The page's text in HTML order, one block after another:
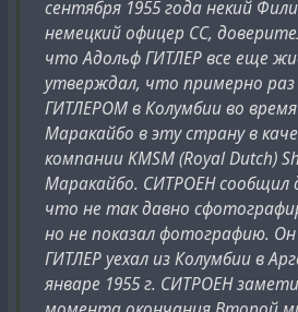
сентября 1955 года некий
немецкий офицер СС,
что Адольф ГИТЛЕР все еще
утверждал, что примерно раз
ГИТЛЕРОМ в Колумбии во время
Маракайбо в эту страну в
компании KMSM (Royal Dutch)
Маракайбо. CИТРОЕН сообщил
что не так давно
но не показал фотографию.
ГИТЛЕР уехал из Колумбии в
январе 1955 г. CИТРОЕН